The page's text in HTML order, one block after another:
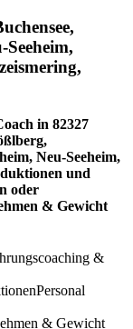
in 82327
Neu-Seeheim,
und
oder
& Gewicht
&
& Gewicht